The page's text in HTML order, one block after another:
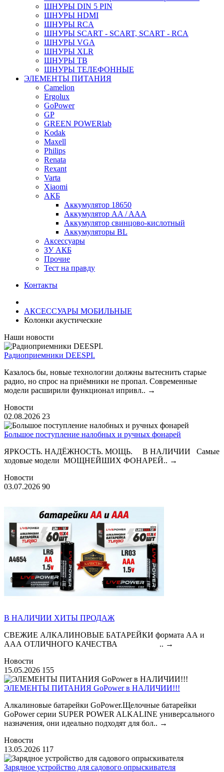
ШНУРЫ DIN 5 PIN
ШНУРЫ HDMI
ШНУРЫ RCA
ШНУРЫ SCART - SCART, SCART - RCA
ШНУРЫ VGA
ШНУРЫ XLR
ШНУРЫ ТВ
ШНУРЫ ТЕЛЕФОННЫЕ
ЭЛЕМЕНТЫ ПИТАНИЯ
Camelion
Ergolux
GoPower
GP
GREEN POWERlab
Kodak
Maxell
Philips
Renata
Rexant
Varta
Xiaomi
АКБ
Аккумулятор 18650
Аккумулятор AA / AAA
Аккумулятор свинцово-кислотный
Аккумуляторы BL
Аксессуары
ЗУ АКБ
Прочие
Тест на правду
Контакты
АКСЕССУАРЫ МОБИЛЬНЫЕ
Колонки акустические
Наши новости
Радиоприемники DEESPI.
Казалось бы, новые технологии должны вытеснить старые
радио, но спрос на приёмники не пропал. Современные
модели расширили функционал ипривл.. →
Новости
02.08.2026 23
Большое поступление налобных и ручных фонарей
ЯРКОСТЬ. НАДЁЖНОСТЬ. МОЩЬ. В НАЛИЧИИ Самые
ходовые модели МОЩНЕЙШИХ ФОНАРЕЙ.. →
Новости
03.07.2026 90
В НАЛИЧИИ ХИТЫ ПРОДАЖ
СВЕЖИЕ АЛКАЛИНОВЫЕ БАТАРЕЙКИ формата АА и
ААА ОТЛИЧНОГО КАЧЕСТВА .. →
Новости
15.05.2026 155
ЭЛЕМЕНТЫ ПИТАНИЯ GoPower в НАЛИЧИИ!!!
Алкалиновые батарейки GoPower.Щелочные батарейки
GoPower серии SUPER POWER ALKALINE универсального
назначения, они идеально подходят для бол.. →
Новости
13.05.2026 117
Зарядное устройство для садового опрыскивателя